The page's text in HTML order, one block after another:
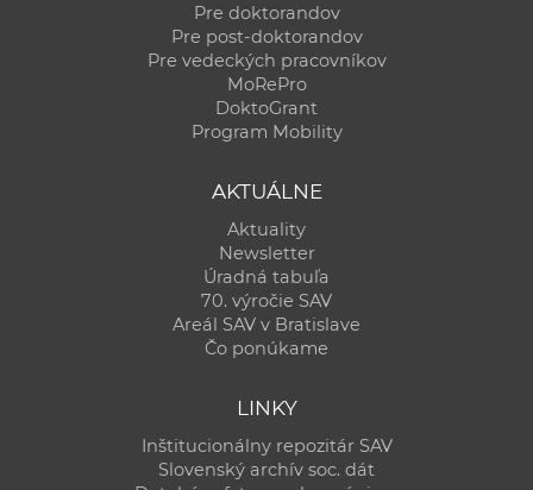
Pre doktorandov
Pre post-doktorandov
Pre vedeckých pracovníkov
MoRePro
DoktoGrant
Program Mobility
AKTUÁLNE
Aktuality
Newsletter
Úradná tabuľa
70. výročie SAV
Areál SAV v Bratislave
Čo ponúkame
LINKY
Inštitucionálny repozitár SAV
Slovenský archív soc. dát